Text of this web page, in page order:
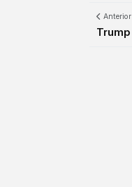
Anterior